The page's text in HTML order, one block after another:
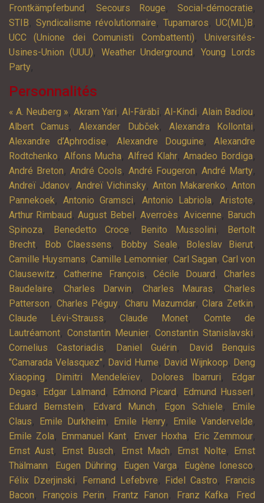
Frontkämpferbund , Secours Rouge, Social-démocratie,
STIB, Syndicalisme révolutionnaire, Tupamaros, UC(ML)B,
UCC (Unione dei Comunisti Combattenti),Universités-
Usines-Union (UUU), Weather Underground ,Young Lords
Party,
Personnalités
« A. Neuberg », Akram Yari, Al-Fârâbî, Al-Kindi, Alain Badiou,
Albert Camus,Alexander Dubček, Alexandra Kollontai,
Alexandre d’Aphrodise, Alexandre Douguine, Alexandre
Rodtchenko, Alfons Mucha,Alfred Klahr,Amadeo Bordiga,
André Breton, André Cools, André Fougeron, André Marty,
Andreï Jdanov, Andreï Vichinsky, Anton Makarenko, Anton
Pannekoek,Antonio Gramsci, Antonio Labriola,Aristote,
Arthur Rimbaud ,August Bebel , Averroès, Avicenne, Baruch
Spinoza, Benedetto Croce, Benito Mussolini,
Bertolt
Brecht, Bob Claessens, Bobby Seale, Boleslav Bierut,
Camille Huysmans,Camille Lemonnier, Carl Sagan, Carl von
Clausewitz,Catherine François,Cécile Douard ,Charles
Baudelaire, Charles Darwin, Charles Mauras, Charles
Patterson, Charles Péguy,Charu Mazumdar,Clara Zetkin,
Claude Lévi-Strauss,Claude Monet,Comte de
Lautréamont, Constantin Meunier,Constantin Stanislavski,
Cornelius Castoriadis, Daniel Guérin,
David Benquis
"Camarada Velasquez", David Hume, David Wijnkoop, Deng
Xiaoping, Dimitri Mendeleïev, Dolores Ibarruri,
Edgar
Degas, Edgar Lalmand , Edmond Picard , Edmund Husserl ,
Eduard Bernstein, Edvard Munch, Egon Schiele,
Emile
Claus, Emile Durkheim, Emile Henry, Emile Vandervelde,
Emile Zola, Emmanuel Kant, Enver Hoxha, Eric Zemmour,
Ernst Aust, Ernst Busch, Ernst Mach, Ernst Nolte,
Ernst
Thälmann, Eugen Dühring, Eugen Varga, Eugène Ionesco,
Félix Dzerjinski, Fernand Lefebvre, Fidel Castro,
Francis
Bacon, François Perin, Frantz Fanon, Franz Kafka,
Fred